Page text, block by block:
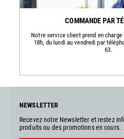
COMMANDE PAR
Notre service client prend en
18h, du lundi au vendredi par
63.
NEWSLETTER
Recevez notre Newsletter et restez
produits ou des promotions en cours.